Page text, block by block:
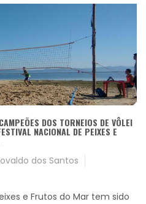
DOS TORNEIOS DE VÔLEI
NACIONAL DE PEIXES E
dos Santos
e Frutos do Mar tem sido